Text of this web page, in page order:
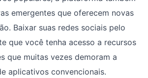
emergentes que oferecem novas
Baixar suas redes sociais pelo
que você tenha acesso a recursos
que muitas vezes demoram a
aplicativos convencionais.